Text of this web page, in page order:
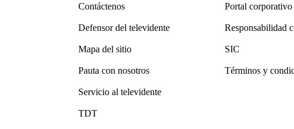
Contáctenos
Defensor del televidente
Mapa del sitio
Pauta con nosotros
Servicio al televidente
TDT
Portal corporativo
Responsabilidad
SIC
Términos y